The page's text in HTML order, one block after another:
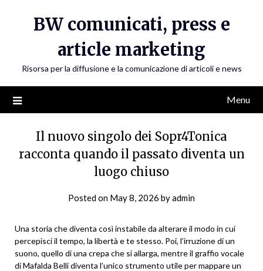
BW comunicati, press e
article marketing
Risorsa per la diffusione e la comunicazione di articoli e news
Menu
Il nuovo singolo dei Sopr4Tonica
racconta quando il passato diventa un
luogo chiuso
Posted on May 8, 2026 byadmin
Una storia che diventa così instabile da alterare il modo in cui
percepisci il tempo, la libertà e te stesso. Poi, l’irruzione di un
suono, quello di una crepa che si allarga, mentre il graffio vocale
di Mafalda Belli diventa l’unico strumento utile per mappare un